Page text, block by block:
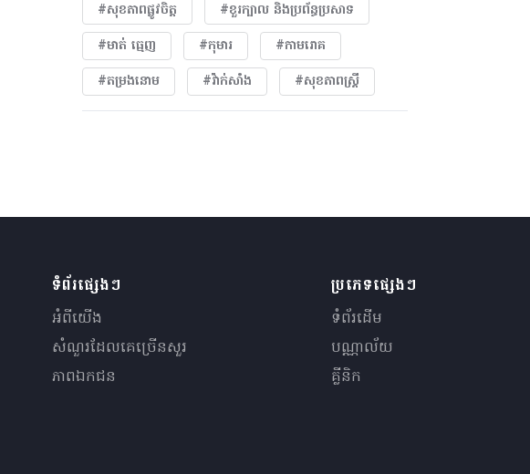
#សុខភាពផ្លូវចិត្ត
#ខួរក្បាល និងប្រព័ន្ធប្រសាទ
#មាត់ ធ្មេញ
#កុមារ
#កាមរោគ
#តម្រងនោម
#វ៉ាក់សាំង #សុខភាពស្រ្តី
ទំព័រផ្សេងៗ
អំពីយើង
សំណួរ​ដែលគេ​ច្រើន​សួរ
ភាពឯកជន
ប្រភេទផ្សេងៗ
ទំព័រដើម
បណ្ណាល័យ
គ្លីនិក